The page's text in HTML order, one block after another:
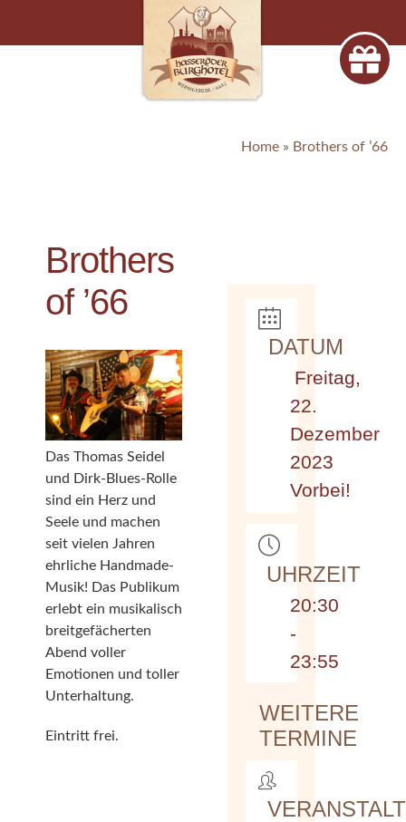
Home » Brothers of ’66
Brothers
of ’66
Das Thomas Seidel
und Dirk-Blues-Rolle
sind ein Herz und
Seele und machen
seit vielen Jahren
ehrliche Handmade-
Musik! Das Publikum
erlebt ein musikalisch
breitgefächerten
Abend voller
Emotionen und toller
Unterhaltung.
Eintritt frei.
DATUM
Freitag,
22.
Dezember
2023
Vorbei!
UHRZEIT
20:30
-
23:55
WEITERE
TERMINE